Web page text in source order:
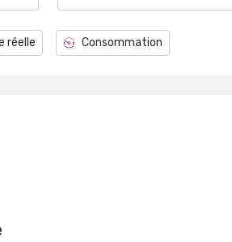
réelle Consommation